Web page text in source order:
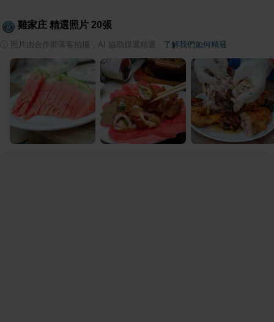
雞家庄 精選照片 20張
照片由合作部落客拍攝，AI 協助篩選精選 了解我們如何精選